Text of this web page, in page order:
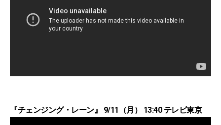
『チェンジング・レーン』 9/11（月） 13:40 テレビ東京